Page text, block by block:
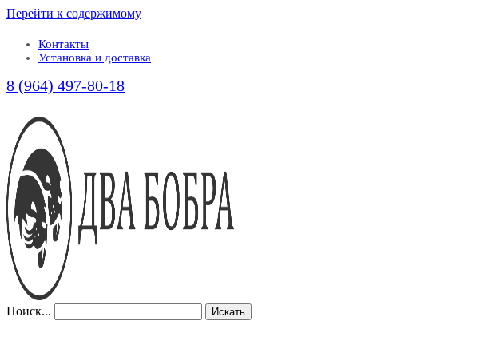
Перейти к содержимому
Контакты
Установка и доставка
8 (964) 497-80-18
Поиск... Искать